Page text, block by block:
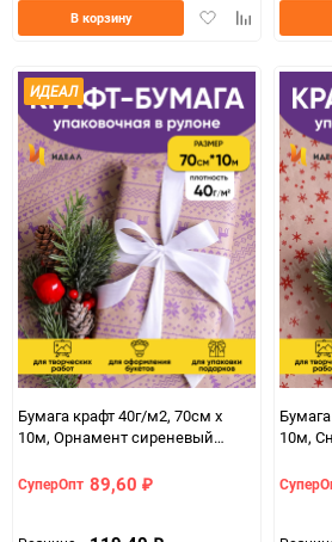
ДобавитьДобавить
В корзину
ИДЕАЛ
Бумага крафт 40г/м2, 70см x
10м, Орнамент сиреневый
СуперОпт 89,60 ₽
10м,